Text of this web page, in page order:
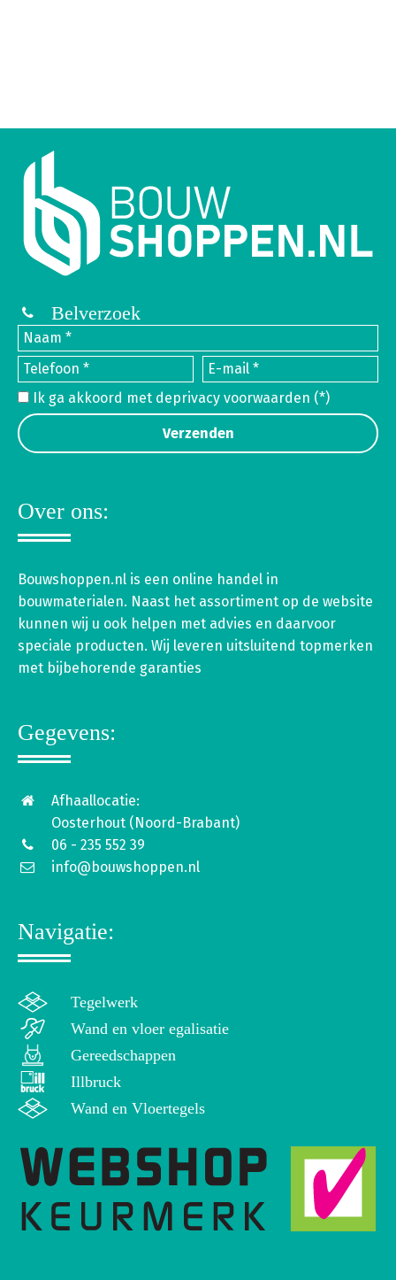
Belverzoek
Ik ga akkoord met deprivacy voorwaarden (*)
Over ons:
Bouwshoppen.nl is een online handel in
bouwmaterialen. Naast het assortiment op de website
kunnen wij u ook helpen met advies en daarvoor
speciale producten. Wij leveren uitsluitend topmerken
met bijbehorende garanties
Gegevens:
Afhaallocatie:
Oosterhout (Noord-Brabant)
06 - 235 552 39
info@bouwshoppen.nl
Navigatie:
Tegelwerk
Wand en vloer egalisatie
Gereedschappen
Illbruck
Wand en Vloertegels